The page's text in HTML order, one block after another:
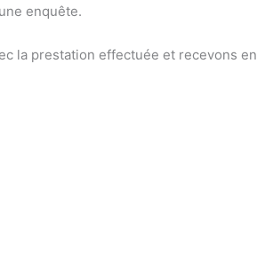
enquête.
la prestation effectuée et recevons en